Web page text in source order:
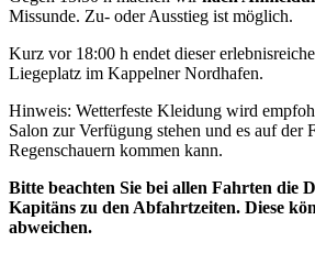
Missunde. Zu- oder Ausstieg ist möglich.
Kurz vor 18:00 h endet dieser
Liegeplatz im Kappelner Nordhafen.
Hinweis: Wetterfeste Kleidung wird
Salon zur Verfügung stehen und es auf der
Regenschauern kommen kann.
Bitte beachten Sie bei allen Fahrten die
Kapitäns zu den Abfahrtzeiten. Diese
abweichen.